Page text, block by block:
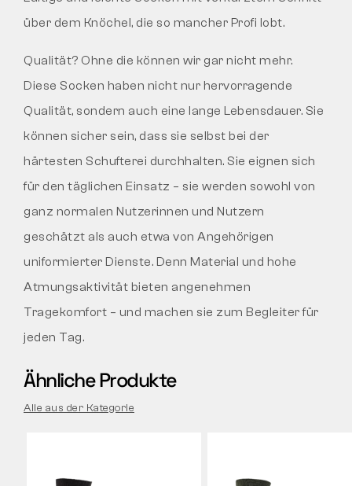
über dem Knöchel, die so mancher Profi lobt.
Qualität? Ohne die können wir gar nicht mehr.
Diese Socken haben nicht nur hervorragende
Qualität, sondern auch eine lange Lebensdauer. Sie
können sicher sein, dass sie selbst bei der
härtesten Schufterei durchhalten. Sie eignen sich
für den täglichen Einsatz – sie werden sowohl von
ganz normalen Nutzerinnen und Nutzern
geschätzt als auch etwa von Angehörigen
uniformierter Dienste. Denn Material und hohe
Atmungsaktivität bieten angenehmen
Tragekomfort – und machen sie zum Begleiter für
jeden Tag.
Ähnliche Produkte
Alle aus der Kategorie